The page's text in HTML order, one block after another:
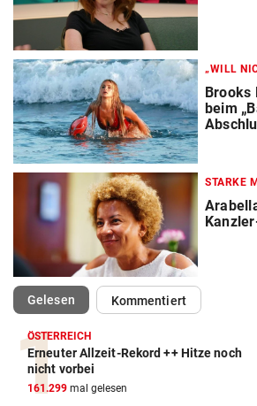
„WILL
Brooks
beim
STARKE
Gelesen(ausgewählt)Kommentiert
ÖSTERREICH
Erneuter Allzeit-Rekord ++ Hitze noch
nicht vorbei
161.299 mal gelesen